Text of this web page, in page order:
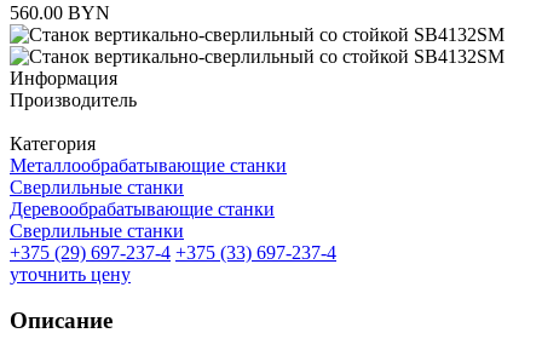
560.00 BYN
Информация
Производитель
Категория
Металлообрабатывающие станки
Сверлильные станки
Деревообрабатывающие станки
Сверлильные станки
+375 (29) 697-237-4 +375 (33) 697-237-4
уточнить цену
Описание